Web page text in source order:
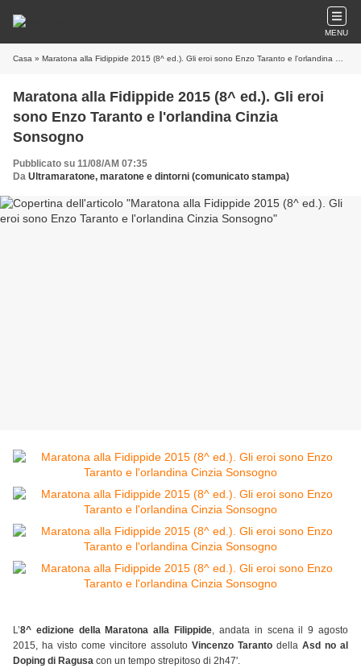
MENU
Casa » Maratona alla Fidippide 2015 (8^ ed.). Gli eroi sono Enzo Taranto e l'orlandina Cinzia Sonsogno
Maratona alla Fidippide 2015 (8^ ed.). Gli eroi
sono Enzo Taranto e l'orlandina Cinzia
Sonsogno
Pubblicato su 11/08/AM 07:35
Da Ultramaratone, maratone e dintorni (comunicato stampa)
L’8^ edizione della Maratona alla Filippide, andata in scena il 9 agosto
2015, ha visto come vincitore assoluto Vincenzo Taranto della Asd no al
Doping di Ragusa con un tempo strepitoso di 2h47'.